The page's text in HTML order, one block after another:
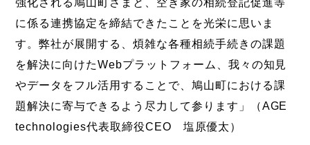
に係る連携協定を締結できたことを光栄に思いま
す。弊社が展開する、煩雑な各種相続手続きの課題
を解決に向けたWebプラットフォーム、我々の知見
やデータをフル活用することで、鳩山町における課
題解決に寄与できるよう尽力して参ります」（AGE
technologies代表取締役CEO 塩原優太）